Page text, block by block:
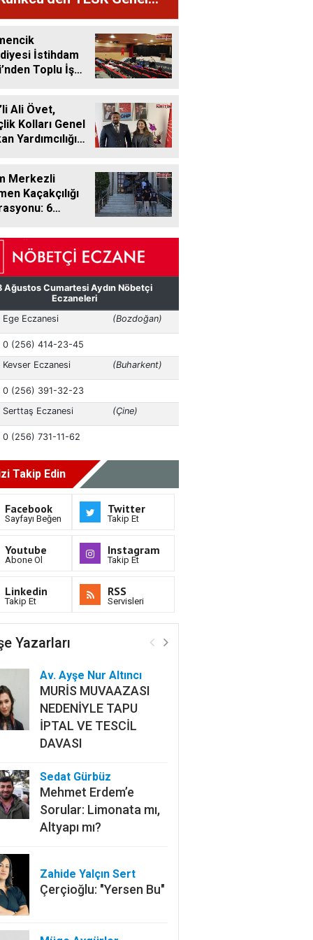
Palandöken’e Tam
İstihdam
Toplu İş
Ali Övet,
Kolları Genel
Yardımcılığı
Merkezli
Kaçakçılığı
6
Takip Edin
Facebook
Sayfayı Beğen
Twitter
Takip Et
Youtube
Abone Ol
Instagram
Takip Et
Linkedin
Takip Et
RSS
Servisleri
Yazarları
Av. Ayşe Nur Altıncı
MURİS MUVAAZASI
NEDENİYLE TAPU
İPTAL VE TESCİL
DAVASI
Sedat Gürbüz
Mehmet Erdem’e
Sorular: Limonata mı,
Altyapı mı?
Zahide Yalçın Sert
Çerçioğlu: "Yersen Bu"